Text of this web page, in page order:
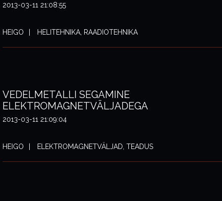
2013-03-11 21:08:55
HEIGO HELITEHNIKA, RAADIOTEHNIKA
VEDELMETALLI SEGAMINE
ELEKTROMAGNETVÄLJADEGA
2013-03-11 21:09:04
HEIGO ELEKTROMAGNETVÄLJAD, TEADUS